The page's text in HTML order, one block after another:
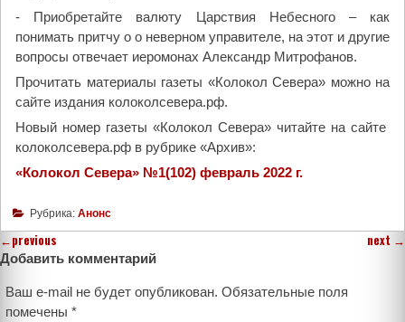
- Приобретайте валюту Царствия Небесного – как
понимать притчу о о неверном управителе, на этот и другие
вопросы отвечает иеромонах Александр Митрофанов.
Прочитать материалы газеты «Колокол Севера» можно на
сайте издания колоколсевера.рф.
Новый номер газеты «Колокол Севера» читайте на сайте
колоколсевера.рф в рубрике «Архив»:
«Колокол Севера» №1(102) февраль 2022 г.
Рубрика: Анонс
←previous next →
Добавить комментарий
Ваш e-mail не будет опубликован. Обязательные поля
помечены *